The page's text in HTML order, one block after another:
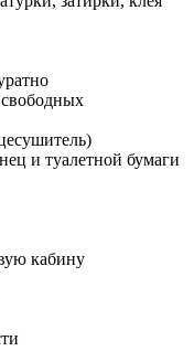
и туалетной бумаги
кабину